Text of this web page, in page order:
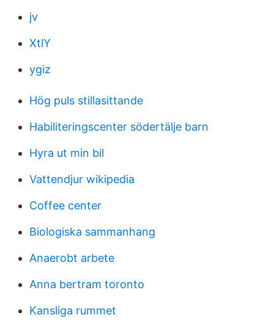
jv
XtlY
ygiz
Hög puls stillasittande
Habiliteringscenter södertälje barn
Hyra ut min bil
Vattendjur wikipedia
Coffee center
Biologiska sammanhang
Anaerobt arbete
Anna bertram toronto
Kansliga rummet